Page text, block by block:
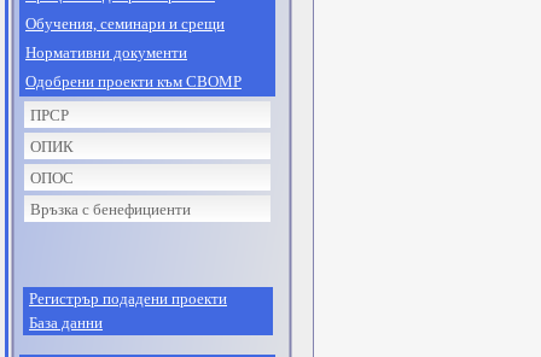
Обучения, семинари и срещи
Нормативни документи
Одобрени проекти към СВОМР
ПРСР
ОПИК
ОПОС
Връзка с бенефициенти
Регистрър подадени проекти
База данни